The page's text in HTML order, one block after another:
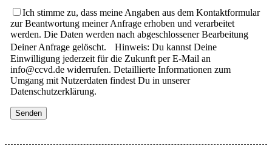
Ich stimme zu, dass meine Angaben aus dem Kontaktformular
zur Beantwortung meiner Anfrage erhoben und verarbeitet
werden. Die Daten werden nach abgeschlossener Bearbeitung
Deiner Anfrage gelöscht. Hinweis: Du kannst Deine
Einwilligung jederzeit für die Zukunft per E-Mail an
info@ccvd.de widerrufen. Detaillierte Informationen zum
Umgang mit Nutzerdaten findest Du in unserer
Datenschutzerklärung.